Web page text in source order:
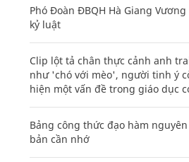
Phó Đoàn ĐBQH Hà Giang
kỷ luật
Clip lột tả chân thực cảnh anh
như 'chó với mèo', người tinh ý
hiện một vấn đề trong giáo dục
Bảng công thức đạo hàm
bản cần nhớ